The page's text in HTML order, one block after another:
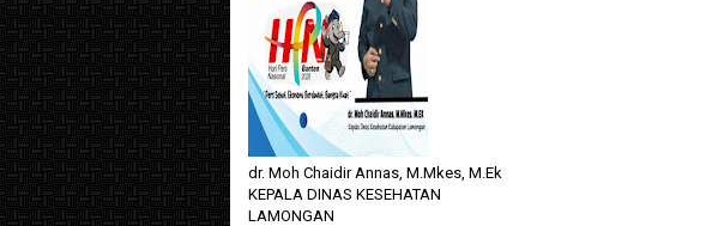
dr. Moh Chaidir Annas, M.Mkes, M.Ek
KEPALA DINAS KESEHATAN
LAMONGAN